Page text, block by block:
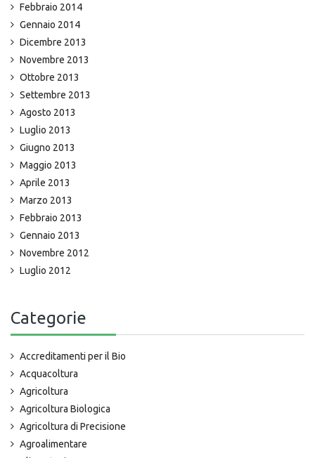
Febbraio 2014
Gennaio 2014
Dicembre 2013
Novembre 2013
Ottobre 2013
Settembre 2013
Agosto 2013
Luglio 2013
Giugno 2013
Maggio 2013
Aprile 2013
Marzo 2013
Febbraio 2013
Gennaio 2013
Novembre 2012
Luglio 2012
Categorie
Accreditamenti per il Bio
Acquacoltura
Agricoltura
Agricoltura Biologica
Agricoltura di Precisione
Agroalimentare